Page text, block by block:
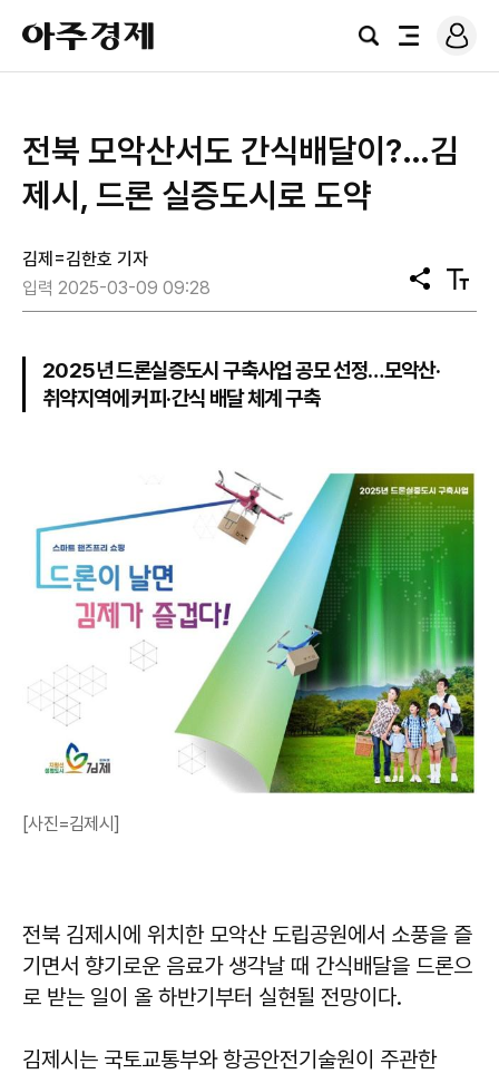
아
주
경
검
전
로
그
전북 모악산서도 간식배달이?…김
제시, 드론 실증도시로 도약
김제=김한호 기자
입력 2025-03-09 09:28
공
유
텍
스
2025년 드론실증도시 구축사업 공모 선정…모악산·
취약지역에 커피·간식 배달 체계 구축
[사진=김제시]
전북 김제시에 위치한 모악산 도립공원에서 소풍을 즐
기면서 향기로운 음료가 생각날 때 간식배달을 드론으
로 받는 일이 올 하반기부터 실현될 전망이다.
김제시는 국토교통부와 항공안전기술원이 주관한